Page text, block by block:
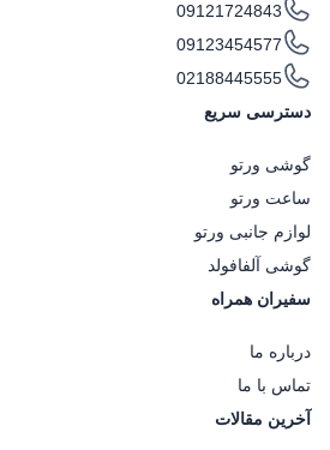
09121724843
09123454577
02188445555
دسترسی سریع
گوشی ورتو
ساعت ورتو
لوازم جانبی ورتو
گوشی آلفافولد
سفیران همراه
درباره ما
تماس با ما
آخرین مقالات